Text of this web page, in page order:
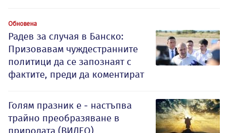
Обновена
Радев за случая в Банско:
Призовавам чуждестранните
политици да се запознаят с
фактите, преди да коментират
Голям празник е - настъпва
трайно преобразяване в